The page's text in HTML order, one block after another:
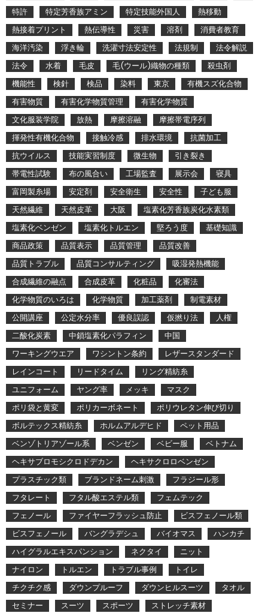
特許
特定芳香族アミン 特定技能外国人
熱移動
熱接着プリント
熱伝導性 災害 溶剤
消費者教育
海洋汚染
浮き輪 洗濯寸法安定性 法規制
法令解説
法令
水着 毛皮 毛(ウール)織物の種類
殺虫剤
機能性
検針 検品 染料 東京
有機スズ化合物
有害物質
有害化学物質管理
有害化学物質
文化服装学院
放熱 摩擦溶融
摩擦帯電序列
揮発性有機化合物
接触冷感 排水環境
抗菌加工
抗ウイルス
技能実習制度 微生物
引き裂き
帯電性試験
布の風合い 工場監査 展示会
寝具
富岡製糸場
安定剤 安全衛生 安全性
子ども服
天然繊維
天然皮革 大阪
塩素化芳香族炭化水素類
塩素化ベンゼン
塩素化トルエン 堅ろう度
基礎知識
商品政策
品質表示 品質管理
品質改善
品質トラブル
品質コンサルティング
吸湿発熱機能
合成繊維の融点
合成皮革 化粧品
化審法
化学物質のいろは
化学物質 加工薬剤
制電素材
公開講座
公定水分率 優良誤認 仮撚り法
人権
二酸化炭素
中鎖塩素化パラフィン
中国
ワーキングウエア
ワシントン条約
レザースタンダード
レインコート
リードタイム
リング精紡糸
ユニフォーム
ヤング率 メッキ
マスク
ポリ袋と黄変
ポリカーボネート
ポリウレタン伸び切り
ボルテックス精紡糸
ホルムアルデヒド
ペット用品
ベンゾトリアゾール系
ベンゼン ベビー服
ベトナム
ヘキサブロモシクロドデカン
ヘキサクロロベンゼン
プラスチック類
ブランドネーム刺激
フラジール形
フタレート
フタル酸エステル類
フェムテック
フェノール
ファイヤーフラッシュ防止
ビスフェノール類
ビスフェノール
バングラデシュ バイオマス
ハンカチ
ハイグラルエキスパンション
ネクタイ
ニット
ナイロン
トルエン トラブル事例
トイレ
チクチク感
ダウンプルーフ ダウンヒルスーツ
タオル
セミナー
スーツ スポーツ ストレッチ素材